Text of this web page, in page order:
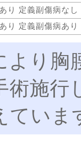
り 定義副傷病なし
り 定義副傷病あり
より胸
術施
ていま